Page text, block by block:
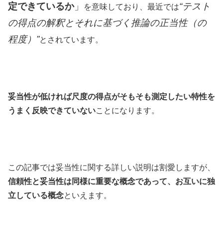
定できているか」 を意味しており、最近では“テスト
の得点の解釈とそれに基づく推論の正当性（の
程度）”とされています。
妥当性が低ければ尺度の得点がそもそも測定したい特性を
うまく反映できていないことになります。
この記事では妥当性に関する詳しい説明は割愛しますが、
信頼性と妥当性は同様に重要な概念であって、お互いに独
立している概念といえます。